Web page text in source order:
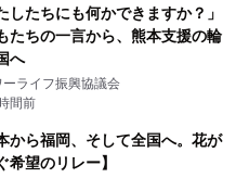
したちにも何かできますか？」
たちの一言から、熊本支援の輪
へ
ーライフ振興協議会
間前
から福岡、そして全国へ。花が
希望のリレー】